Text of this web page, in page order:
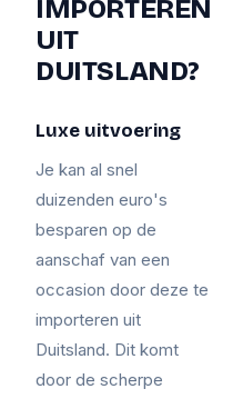
IMPORTEREN
UIT
DUITSLAND?
Luxe uitvoering
Je kan al snel
duizenden euro's
besparen op de
aanschaf van een
occasion door deze te
importeren uit
Duitsland. Dit komt
door de scherpe